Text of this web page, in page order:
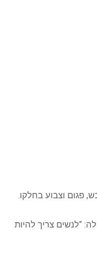
פגום וצבוע בחלקו.
“לנשים צריך להיות